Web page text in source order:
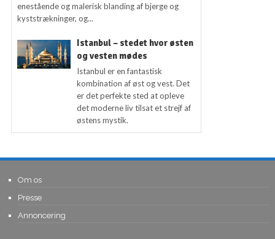
enestående og malerisk blanding af bjerge og
kyststrækninger, og...
Istanbul – stedet hvor østen
og vesten mødes
Istanbul er en fantastisk
kombination af øst og vest. Det
er det perfekte sted at opleve
det moderne liv tilsat et strejf af
østens mystik.
Om os
Presse
Annoncering